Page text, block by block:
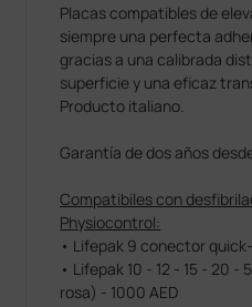
Placas compatibles de
siempre una perfecta
gracias a una calibrada
superficie y una eficaz
Producto italiano.
Garantía de dos años
Compatibiles con
Physiocontrol:
• Lifepak 9 conector
• Lifepak 10 - 12 - 15 - 20
rosa) - 1000 AED